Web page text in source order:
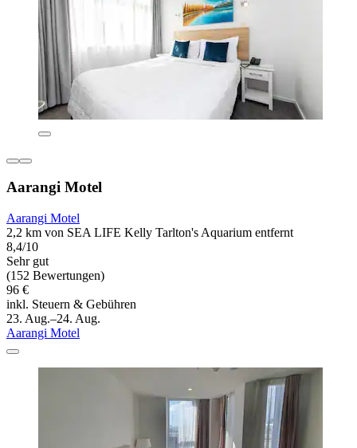
Aarangi Motel
Aarangi Motel
2,2 km von SEA LIFE Kelly Tarlton's Aquarium entfernt
8,4/10
Sehr gut
(152 Bewertungen)
96 €
inkl. Steuern & Gebühren
23. Aug.–24. Aug.
Aarangi Motel